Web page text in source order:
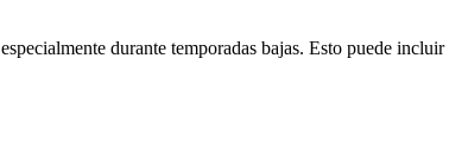
durante temporadas bajas. Esto puede